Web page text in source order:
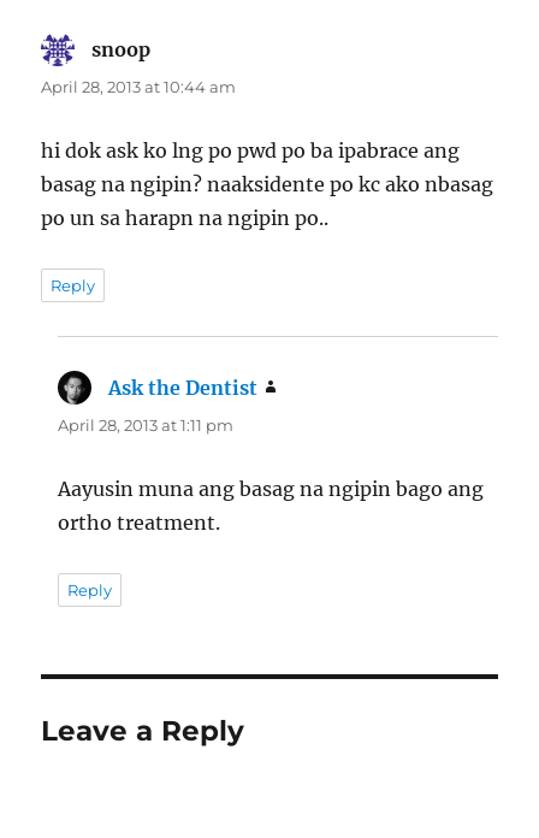
snoop
April 28, 2013 at 10:44 am
hi dok ask ko lng po pwd po ba ipabrace ang
basag na ngipin? naaksidente po kc ako nbasag
po un sa harapn na ngipin po..
Reply
Ask the Dentist
April 28, 2013 at 1:11 pm
Aayusin muna ang basag na ngipin bago ang
ortho treatment.
Reply
Leave a Reply